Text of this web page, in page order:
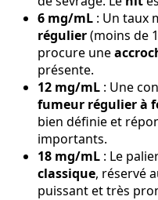
6 mg/mL : Un taux
régulier(moins de
procure une
présente.
12 mg/mL : Une
fumeur régulier à
bien définie et
importants.
18 mg/mL : Le
classique, réservé
puissant et très